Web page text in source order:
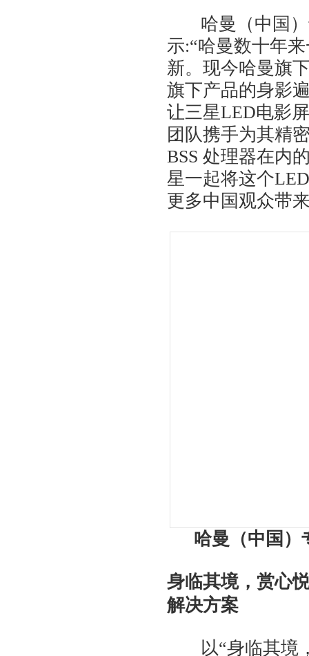
哈曼（中国）
示:“哈曼数十年
新。现今哈曼旗
旗下产品的身影
让三星LED电影
团队携手为其精
BSS 处理器在内
星一起将这个
更多中国观众带
哈曼（中国）
身临其境，赏心
解决方案
以“身临其境，